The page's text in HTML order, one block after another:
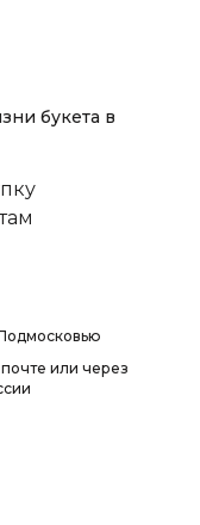
букета в
или через